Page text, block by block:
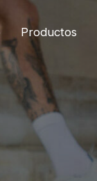
Productos